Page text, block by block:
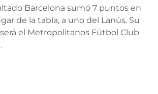
Barcelona sumó 7 puntos en
de la tabla, a uno del Lanús. Su
el Metropolitanos Fútbol Club